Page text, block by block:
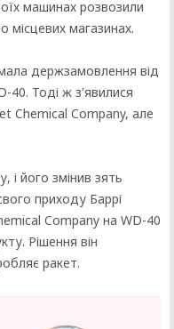
машинах розвозили
місцевих магазинах.
держзамовлення від
40. Тоді ж з'явилися
Chemical Company, але
і його змінив зять
приходу Баррі
Company на WD-40
Рішення він
ракет.